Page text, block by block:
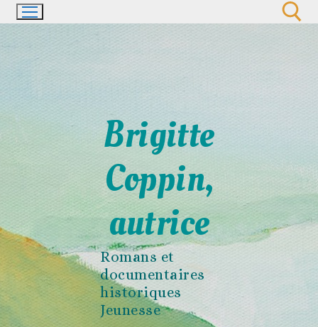
Aller
au
Brigitte
Coppin,
autrice
Romans et
documentaires
historiques
Jeunesse